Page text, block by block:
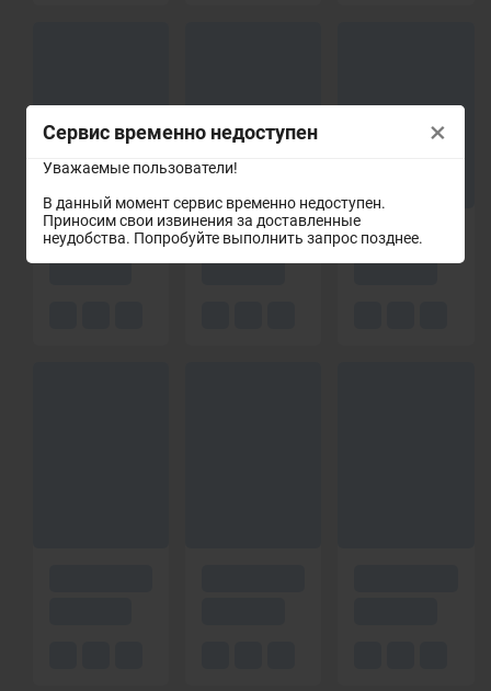
Сервис временно недоступен
Уважаемые пользователи!
В данный момент сервис временно недоступен.
Приносим свои извинения за доставленные
неудобства. Попробуйте выполнить запрос позднее.
×